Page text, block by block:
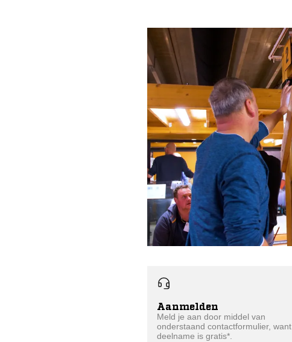
Aanmelden
Meld je aan door middel van
onderstaand contactformulier, want
deelname is gratis*.